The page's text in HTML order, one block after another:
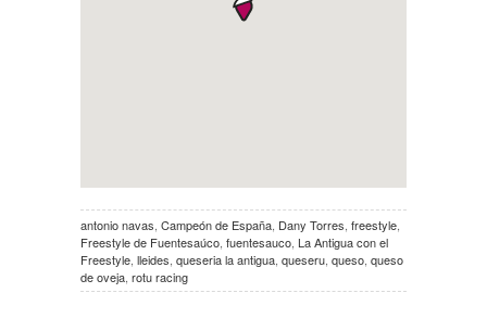
antonio navas Campeón de España Dany Torres freestyle
Freestyle de Fuentesaúco fuentesauco La Antigua con el
Freestyle lleides queseria la antigua queseru queso queso
de oveja rotu racing